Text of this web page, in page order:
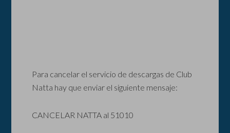
Para cancelar el servicio de descargas de Club
Natta hay que enviar el siguiente mensaje:
CANCELAR NATTA al 51010